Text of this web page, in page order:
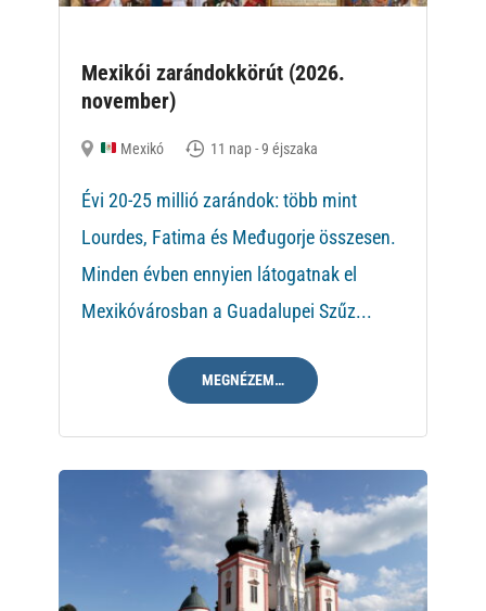
Mexikói zarándokkörút (2026.
november)
Mexikó 11 nap - 9 éjszaka
Évi 20-25 millió zarándok: több mint
Lourdes, Fatima és Međugorje összesen.
Minden évben ennyien látogatnak el
Mexikóvárosban a Guadalupei Szűz...
MEGNÉZEM…